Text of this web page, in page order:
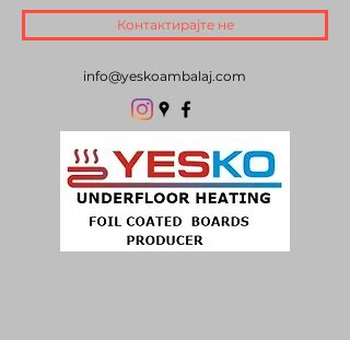
Контактирајте не
info@yeskoambalaj.com